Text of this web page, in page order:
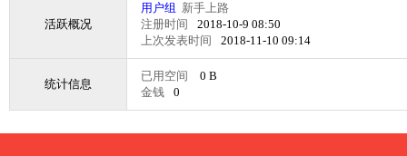
活跃概况
用户组 新手上路
注册时间
2018-10-9 08:50
上次发表时间
2018-11-10 09:14
统计信息
已用空间
0 B
金钱
0